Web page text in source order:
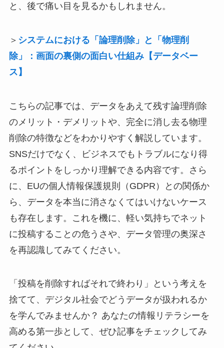
と、後で痛い目を見るかもしれません。
＞ システムにおける「論理削除」と「物理削
除」：画面の裏側の面白い仕組み【データベー
ス】
こちらの記事では、データをあえて残す論理削除
のメリット・デメリットや、完全に消し去る物理
削除の特徴などをわかりやすく解説しています。
SNSだけでなく、ビジネスでもトラブルになり得
るポイントをしっかり理解できる内容です。さら
に、EUの個人情報保護規則（GDPR）との関係か
ら、データを本当に消さなくてはいけないケース
も存在します。これを機に、軽い気持ちでネット
に投稿することの危うさや、データ管理の奥深さ
を再認識してみてください。
「投稿を削除すればそれで終わり」という考えを
捨てて、デジタル社会でどうデータが扱われるか
を学んでみませんか？ あなたの情報リテラシーを
高める第一歩として、ぜひ記事をチェックしてみ